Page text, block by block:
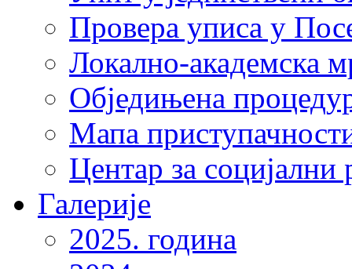
Провера уписа у
Локално-академска
Обједињена
Мапа
Центар за
Галерије
2025. година